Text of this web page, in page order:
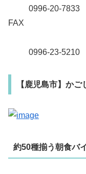
0996-20-7833
FAX
0996-23-5210
【鹿児島市】か
約50種揃う朝食バ